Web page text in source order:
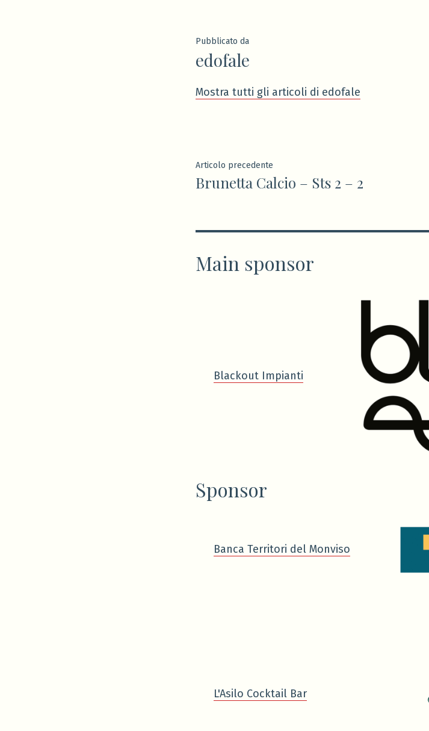
Pubblicato da
edofale
Mostra tutti gli articoli di edofale
Navigazione
articoli
Articolo precedenteArticolo
precedente:
Brunetta Calcio – Sts 2 – 2
Main sponsor
Blackout Impianti
Sponsor
Banca Territori del Monviso
L'Asilo Cocktail Bar